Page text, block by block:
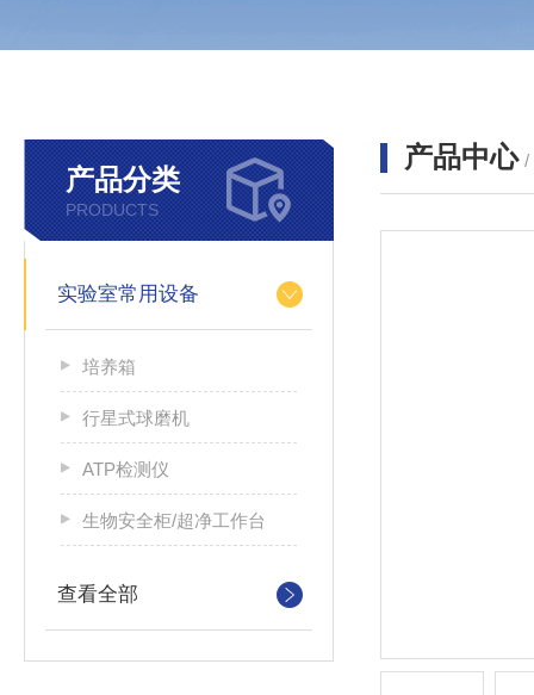
产品分类
PRODUCTS
实验室常用设备
培养箱
行星式球磨机
ATP检测仪
生物安全柜/超净工作台
查看全部
产品中心 /